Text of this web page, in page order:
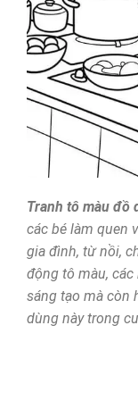
Tranh tô màu đồ
các bé làm quen
gia đình, từ nồi,
động tô màu,
sáng tạo mà còn
dùng này trong